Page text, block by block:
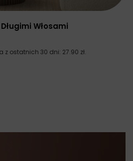
Włosami
z ostatnich 30 dni: 27.90 zł.